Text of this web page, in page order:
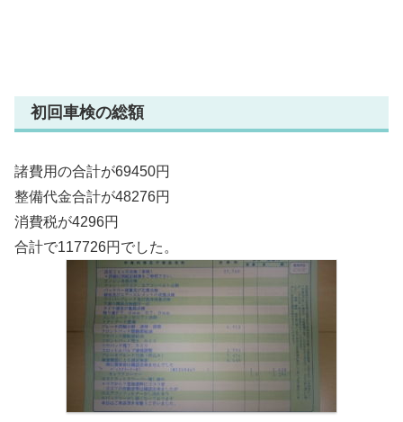
初回車検の総額
諸費用の合計が69450円
整備代金合計が48276円
消費税が4296円
合計で117726円でした。